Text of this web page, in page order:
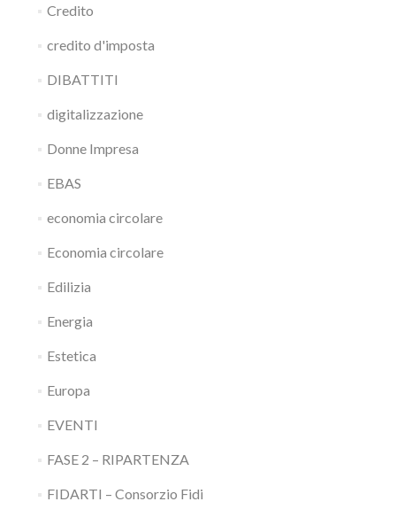
Credito
credito d'imposta
DIBATTITI
digitalizzazione
Donne Impresa
EBAS
economia circolare
Economia circolare
Edilizia
Energia
Estetica
Europa
EVENTI
FASE 2 – RIPARTENZA
FIDARTI – Consorzio Fidi